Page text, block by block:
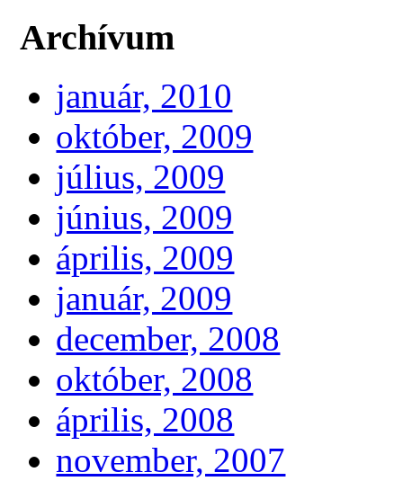
Archívum
január, 2010
október, 2009
július, 2009
június, 2009
április, 2009
január, 2009
december, 2008
október, 2008
április, 2008
november, 2007